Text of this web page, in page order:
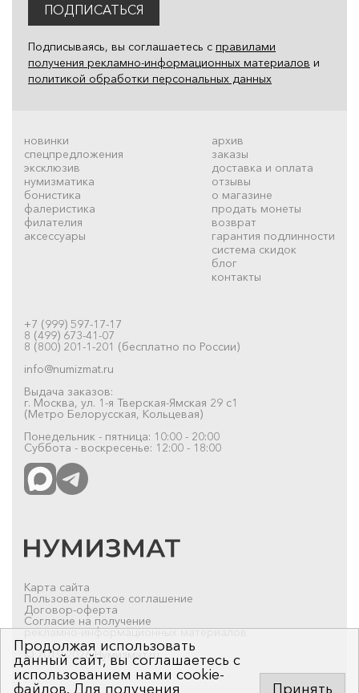
ПОДПИСАТЬСЯ
Подписываясь, вы соглашаетесь с правилами
получения рекламно-информационных материалов и
политикой обработки персональных данных
новинки
спецпредложения
эксклюзив
нумизматика
бонистика
фалеристика
филателия
аксессуары
архив
заказы
доставка и оплата
отзывы
о магазине
продать монеты
возврат
гарантия подлинности
система скидок
блог
контакты
+7 (999) 597-17-17
8 (499) 673-41-07
8 (800) 201-1-201 (бесплатно по России)
info@numizmat.ru
Выдача заказов:
г. Москва, ул. 1-я Тверская-Ямская 29 с1
(Метро Белорусская, Кольцевая)
Понедельник - пятница: 10:00 - 20:00
Суббота - воскресенье: 12:00 - 18:00
Карта сайта
Пользовательское соглашение
Договор-оферта
Согласие на получение
рекламно-информационных материалов
© 2019-2026 Нумизмат.ru
Продолжая использовать
данный сайт, вы соглашаетесь с
использованием нами cookie-
файлов. Для получения
Принять